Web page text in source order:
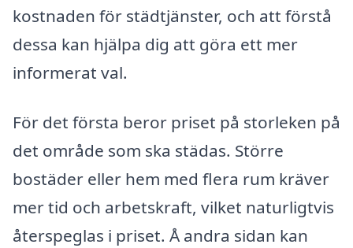
kostnaden för städtjänster, och att förstå
dessa kan hjälpa dig att göra ett mer
informerat val.
För det första beror priset på storleken på
det område som ska städas. Större
bostäder eller hem med flera rum kräver
mer tid och arbetskraft, vilket naturligtvis
återspeglas i priset. Å andra sidan kan